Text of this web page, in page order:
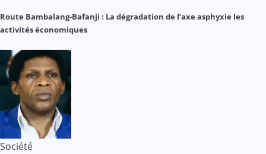
Route Bambalang-Bafanji : La dégradation de l’axe asphyxie les
activités économiques
Société